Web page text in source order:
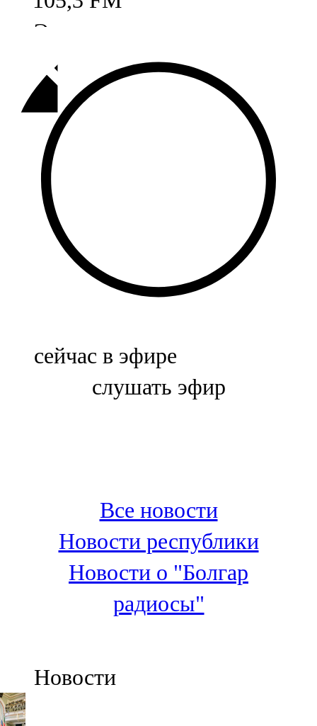
Әлмәт
92,9 FM
Базарлы матак
107,1 FM
Балык бистәсе
104,9 FM
Баулы
107,5 FM
Биләр
Болгар
100,3 FM
Зәй
106,6 FM
Кадыбаш
105,2 FM
91,5 FM
сейчас в эфире
слушать эфир
Все новости
Новости республики
Новости о "Болгар
радиосы"
Новости